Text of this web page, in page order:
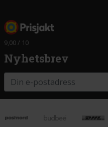
9,00 / 10
Nyhetsbrev